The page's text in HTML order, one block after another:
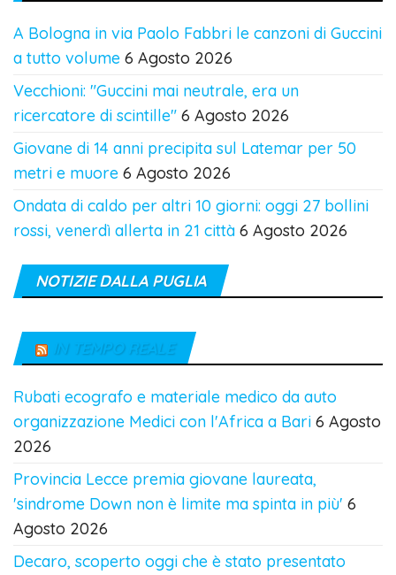
A Bologna in via Paolo Fabbri le canzoni di Guccini
a tutto volume 6 Agosto 2026
Vecchioni: "Guccini mai neutrale, era un
ricercatore di scintille" 6 Agosto 2026
Giovane di 14 anni precipita sul Latemar per 50
metri e muore 6 Agosto 2026
Ondata di caldo per altri 10 giorni: oggi 27 bollini
rossi, venerdì allerta in 21 città 6 Agosto 2026
NOTIZIE DALLA PUGLIA
IN TEMPO REALE
Rubati ecografo e materiale medico da auto
organizzazione Medici con l'Africa a Bari 6 Agosto
2026
Provincia Lecce premia giovane laureata,
'sindrome Down non è limite ma spinta in più' 6
Agosto 2026
Decaro, scoperto oggi che è stato presentato